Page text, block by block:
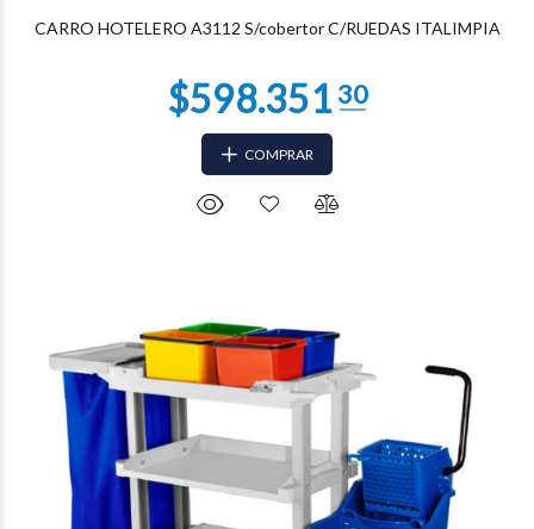
CARRO HOTELERO A3112 S/cobertor C/RUEDAS ITALIMPIA
COMPRAR
$472.43950